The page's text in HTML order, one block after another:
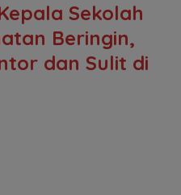
Sekolah
Beringin,
dan Sulit di